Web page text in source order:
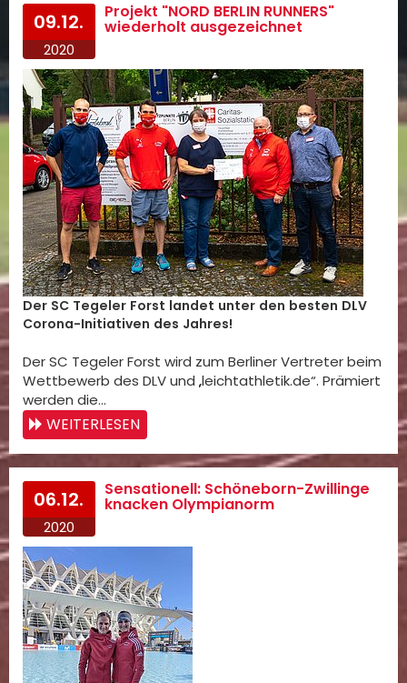
09.12.
2020
Projekt "NORD BERLIN RUNNERS"
wiederholt ausgezeichnet
Der SC Tegeler Forst landet unter den besten DLV
Corona-Initiativen des Jahres!
Der SC Tegeler Forst wird zum Berliner Vertreter beim
Wettbewerb des DLV und „leichtathletik.de“. Prämiert
werden die…
WEITERLESEN
06.12.
2020
Sensationell: Schöneborn-Zwillinge
knacken Olympianorm